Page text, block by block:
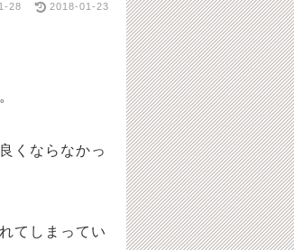
28 2018-01-23
くならなかっ
てしまってい